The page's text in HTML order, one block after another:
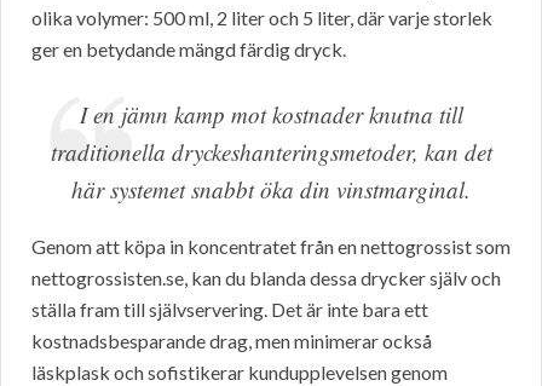
olika volymer: 500 ml, 2 liter och 5 liter, där varje storlek
ger en betydande mängd färdig dryck.
I en jämn kamp mot kostnader knutna till
traditionella dryckeshanteringsmetoder, kan det
här systemet snabbt öka din vinstmarginal.
Genom att köpa in koncentratet från en nettogrossist som
nettogrossisten.se, kan du blanda dessa drycker själv och
ställa fram till självservering. Det är inte bara ett
kostnadsbesparande drag, men minimerar också
läskplask och sofistikerar kundupplevelsen genom